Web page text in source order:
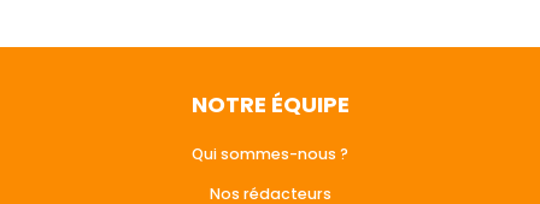
NOTRE ÉQUIPE
Qui sommes-nous ?
Nos rédacteurs